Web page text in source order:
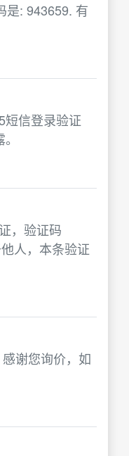
是: 943659. 有
短信登录验证
，验证码
人，本条验证
感谢您询价，如